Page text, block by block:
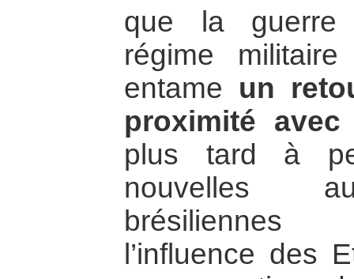
que la guerre
régime
entame un
proximité
plus tard à
nouvelles
brésiliennes
l’influence des